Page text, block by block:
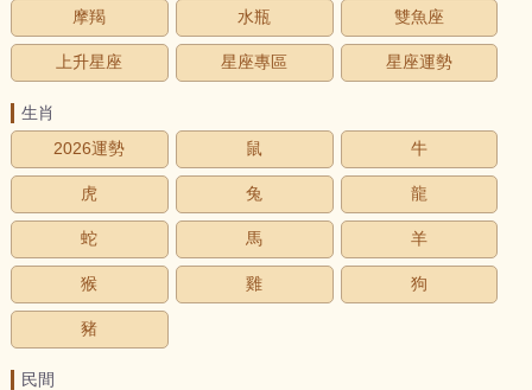
摩羯 水瓶 雙魚座
上升星座 星座專區 星座運勢
生肖
2026運勢
鼠 牛
虎 兔 龍
蛇 馬 羊
猴 雞 狗
豬
民間